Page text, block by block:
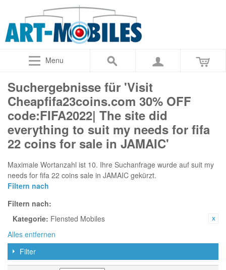
Menu
Suchergebnisse für 'Visit
Cheapfifa23coins.com 30% OFF
code:FIFA2022| The site did
everything to suit my needs for fifa
22 coins for sale in JAMAIC'
Maximale Wortanzahl ist 10. Ihre Suchanfrage wurde auf suit my
needs for fifa 22 coins sale in JAMAIC gekürzt.
Filtern nach
Filtern nach:
Kategorie: Flensted Mobiles
Alles entfernen
Filter